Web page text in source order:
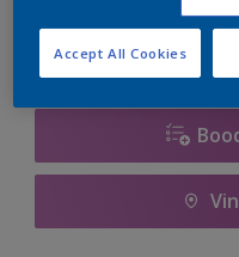
Accept All Cookies